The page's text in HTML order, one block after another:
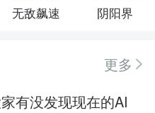
无敌飙速 阴阳界
更多
没发现现在的AI